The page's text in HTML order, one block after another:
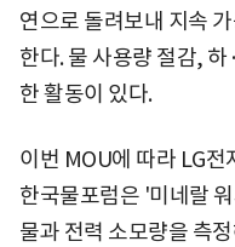
연으로 돌려보내 지속
한다. 물 사용량 절감,
한 활동이 있다.
이번 MOU에 따라 LG
한국물포럼은 '미네랄
물과 전력 소모량을 측